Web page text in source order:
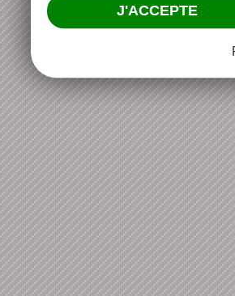
J'ACCEPTE